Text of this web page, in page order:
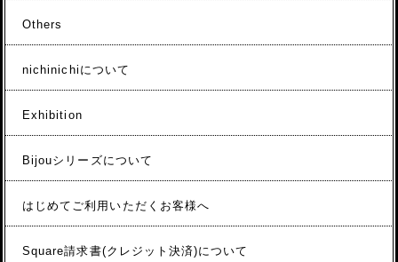
Others
nichinichiについて
Exhibition
Bijouシリーズについて
はじめてご利用いただくお客様へ
Square請求書(クレジット決済)について